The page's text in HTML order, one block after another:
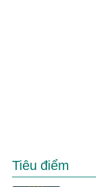
Tiêu điểm